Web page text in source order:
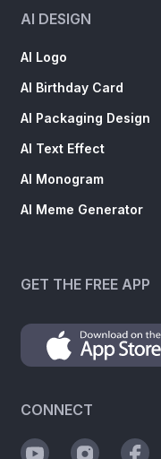
AI DESIGN
AI Logo
AI Birthday Card
AI Packaging Design
AI Text Effect
AI Monogram
AI Meme Generator
GET THE FREE APP
CONNECT